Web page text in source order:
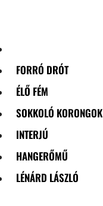
FORRÓ DRÓT
ÉLŐ FÉM
SOKKOLÓ KORONGOK
INTERJÚ
HANGERŐMŰ
LÉNÁRD LÁSZLÓ